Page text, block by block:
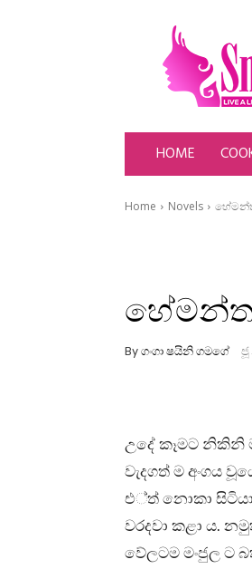
SmartLady
HOME
Home Novels
හේමන්ත
By ගංගා ෂයිනි ගමගේ
උදේ කෑමට නිකිනි
වැදගත් ම අංගය
එ්ත් නොකා සිටියා
වරදවා කළා ය.
වේලටම මංජුල ට